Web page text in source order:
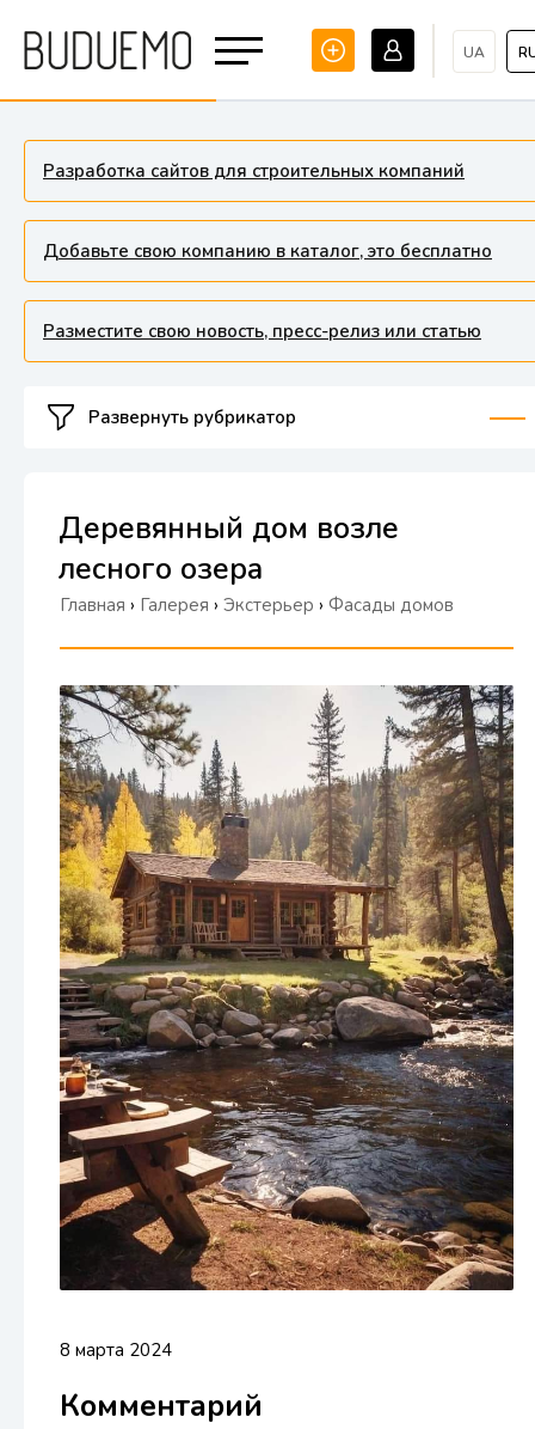
UA
Разработка сайтов для строительных компаний
Добавьте свою компанию в каталог, это бесплатно
Разместите свою новость, пресс-релиз или статью
Развернуть рубрикатор
Деревянный дом возле
лесного озера
Главная › Галерея › Экстерьер › Фасады домов
8 марта 2024
Комментарий